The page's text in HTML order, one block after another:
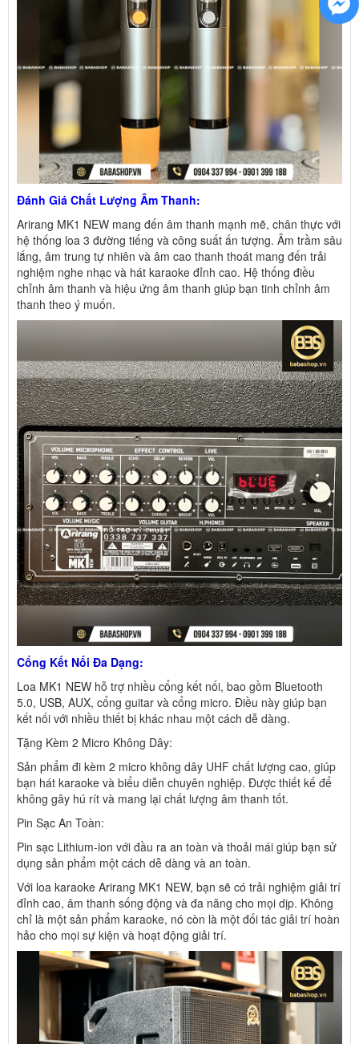
Đánh Giá Chất Lượng Âm Thanh:
Arirang MK1 NEW mang đến âm thanh mạnh mẽ, chân thực với
hệ thống loa 3 đường tiếng và công suất ấn tượng. Âm trầm sâu
lắng, âm trung tự nhiên và âm cao thanh thoát mang đến trải
nghiệm nghe nhạc và hát karaoke đỉnh cao. Hệ thống điều
chỉnh âm thanh và hiệu ứng âm thanh giúp bạn tinh chỉnh âm
thanh theo ý muốn.
Cổng Kết Nối Đa Dạng:
Loa MK1 NEW hỗ trợ nhiều cổng kết nối, bao gồm Bluetooth
5.0, USB, AUX, cổng guitar và cổng micro. Điều này giúp bạn
kết nối với nhiều thiết bị khác nhau một cách dễ dàng.
Tặng Kèm 2 Micro Không Dây:
Sản phẩm đi kèm 2 micro không dây UHF chất lượng cao, giúp
bạn hát karaoke và biểu diễn chuyên nghiệp. Được thiết kế để
không gây hú rít và mang lại chất lượng âm thanh tốt.
Pin Sạc An Toàn:
Pin sạc Lithium-ion với đầu ra an toàn và thoải mái giúp bạn sử
dụng sản phẩm một cách dễ dàng và an toàn.
Với loa karaoke Arirang MK1 NEW, bạn sẽ có trải nghiệm giải trí
đỉnh cao, âm thanh sống động và đa năng cho mọi dịp. Không
chỉ là một sản phẩm karaoke, nó còn là một đối tác giải trí hoàn
hảo cho mọi sự kiện và hoạt động giải trí.